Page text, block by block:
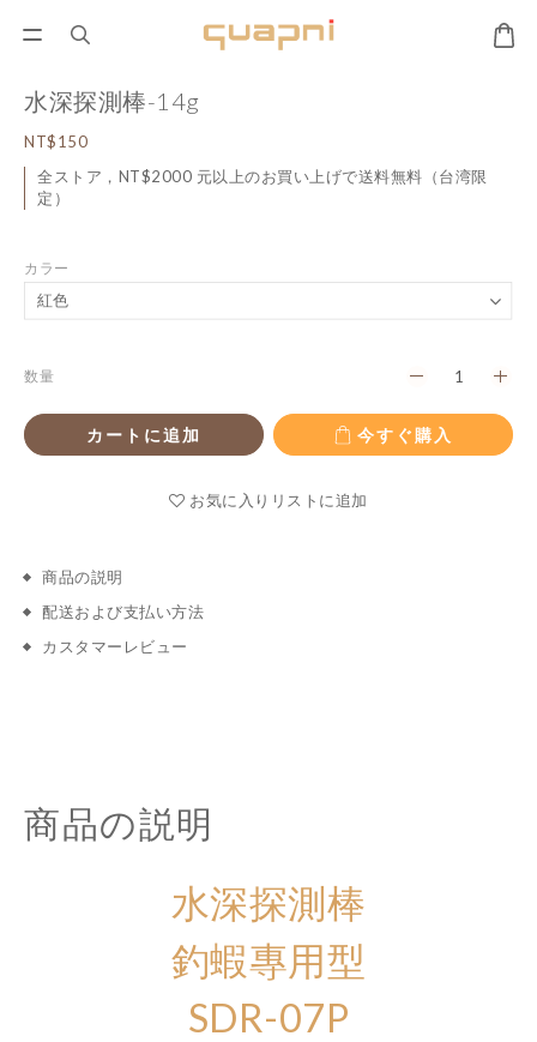
水深探測棒-14g
NT$150
全ストア，NT$2000 元以上のお買い上げで送料無料（台湾限
定）
カラー
数量
カートに追加 今すぐ購入
お気に入りリストに追加
商品の説明
配送および支払い方法
カスタマーレビュー
商品の説明
水深探測棒
釣蝦專用型
SDR-07P